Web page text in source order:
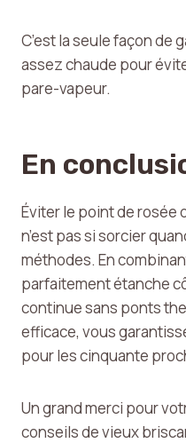
C’est la seule façon de
assez chaude pour
pare-vapeur.
En
Éviter le point de rosée
n’est pas si sorcier
méthodes. En
parfaitement étanche
continue sans ponts
efficace, vous
pour les cinquante
Un grand merci pour
conseils de vieux